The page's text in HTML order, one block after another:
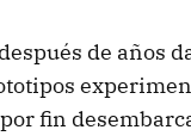
de años
por fin